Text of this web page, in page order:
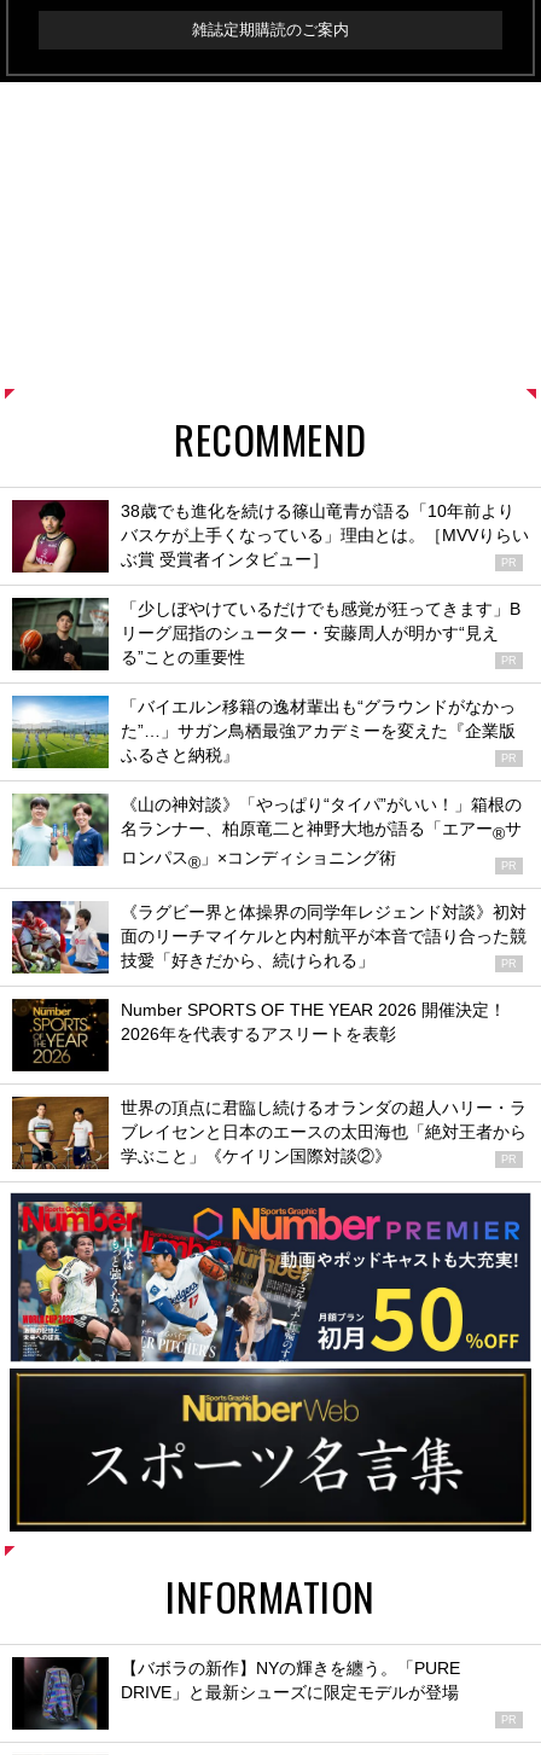
雑誌定期購読のご案内
RECOMMEND
38歳でも進化を続ける篠山竜青が語る「10年前より
バスケが上手くなっている」理由とは。［MVVりらい
ぶ賞 受賞者インタビュー］
PR
「少しぼやけているだけでも感覚が狂ってきます」B
リーグ屈指のシューター・安藤周人が明かす“見え
る”ことの重要性
PR
「バイエルン移籍の逸材輩出も“グラウンドがなかっ
た”…」サガン鳥栖最強アカデミーを変えた『企業版
ふるさと納税』
PR
《山の神対談》「やっぱり“タイパ”がいい！」箱根の
名ランナー、柏原竜二と神野大地が語る「エアー®サ
ロンパス® 」×コンディショニング術 PR
《ラグビー界と体操界の同学年レジェンド対談》初対
面のリーチマイケルと内村航平が本音で語り合った競
技愛「好きだから、続けられる」
PR
Number SPORTS OF THE YEAR 2026 開催決定！
2026年を代表するアスリートを表彰
世界の頂点に君臨し続けるオランダの超人ハリー・ラ
ブレイセンと日本のエースの太田海也「絶対王者から
学ぶこと」《ケイリン国際対談②》
PR
INFORMATION
【バボラの新作】NYの輝きを纏う。「PURE
DRIVE」と最新シューズに限定モデルが登場
PR